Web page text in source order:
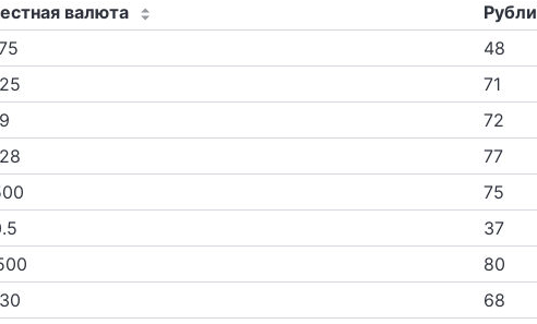
валюта
Рубли
48
71
72
77
75
37
80
68